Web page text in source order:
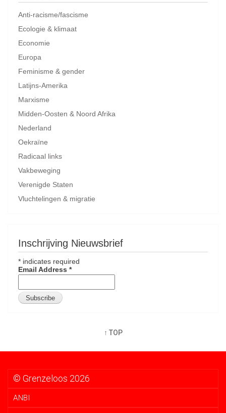
Anti-racisme/fascisme
Ecologie & klimaat
Economie
Europa
Feminisme & gender
Latijns-Amerika
Marxisme
Midden-Oosten & Noord Afrika
Nederland
Oekraïne
Radicaal links
Vakbeweging
Verenigde Staten
Vluchtelingen & migratie
Inschrijving Nieuwsbrief
* indicates required
Email Address *
↑ TOP
© Grenzeloos 2026
ANBI